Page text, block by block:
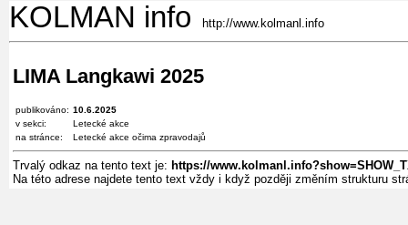
KOLMAN info http://www.kolmanl.info
LIMA Langkawi 2025
publikováno: 10.6.2025
v sekci:
Letecké akce
na stránce:
Letecké akce očima zpravodajů
Trvalý odkaz na tento text je: https://
Na této adrese najdete tento text vždy i když později změním strukturu